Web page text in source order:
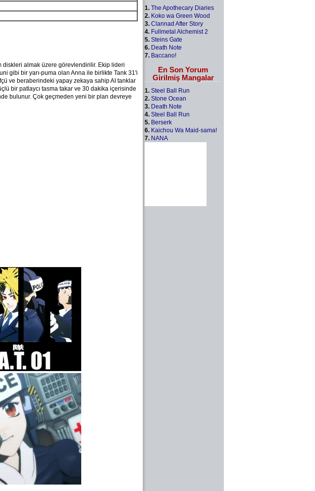
diskleri almak üzere görevlendirilir. Ekip lideri
gibi bir yarı-puma olan Anna ile birlikte Tank 31'i
ve beraberindeki yapay zekaya sahip AI tanklar
bir patlaycı tasma takar ve 30 dakika içerisinde
bulunur. Çok geçmeden yeni bir plan devreye
1. The Apothecary Diaries
2. Koko wa Green Wood
3. Clannad After Story
4. Fullmetal Alchemist 2
5. Steins Gate
6. Death Note
7. Baccano!
En Son Yorum
Girilmiş Mangalar
1. Steel Ball Run
2. Stone Ocean
3. Death Note
4. Steel Ball Run
5. Berserk
6. Kaichou Wa Maid-sama!
7. NANA